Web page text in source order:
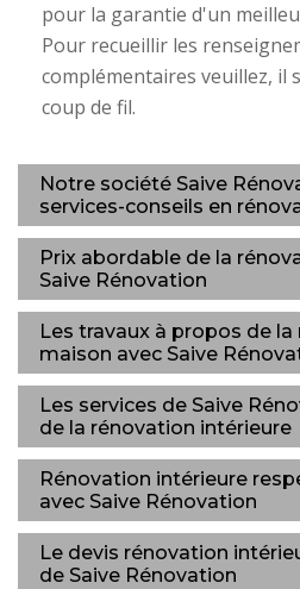
pour la garantie d'un
Pour recueillir les
complémentaires veuillez, il
coup de fil.
Notre société Saive
services-conseils en
Prix abordable de la
Saive Rénovation
Les travaux à propos de
maison avec Saive
Les services de Saive
de la rénovation intérieure
Rénovation intérieure
avec Saive Rénovation
Le devis rénovation
de Saive Rénovation